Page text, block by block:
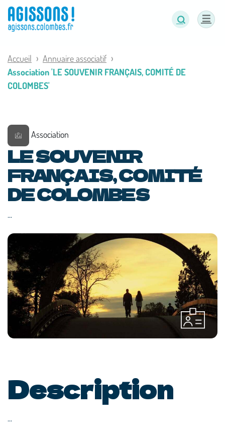
Accueil
Annuaire associatif
Association 'LE SOUVENIR FRANÇAIS, COMITÉ DE
COLOMBES'
Association
LE SOUVENIR
FRANÇAIS, COMITÉ
DE COLOMBES
...
Description
...
Panneau de gestion des cookies